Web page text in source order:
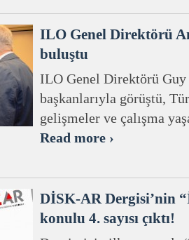
ILO Genel Direktörü
buluştu
ILO Genel Direktörü Guy
başkanlarıyla görüştü,
gelişmeler ve çalışma
Read more ›
DİSK-AR Dergisi’nin
konulu 4. sayısı çıktı!